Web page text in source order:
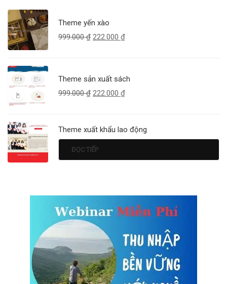
Theme yến xào
999.000₫ 222.000 ₫
Theme sản xuất sách
999.000₫ 222.000 ₫
Theme xuất khẩu lao động
ĐỌC TIẾP